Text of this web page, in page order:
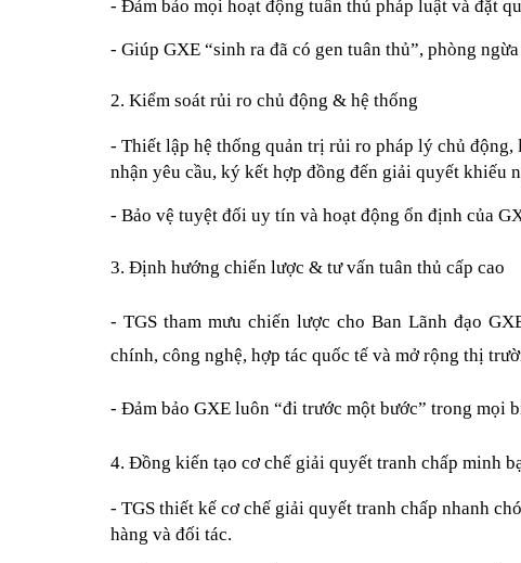
- Đảm bảo mọi hoạt động tuân thủ pháp luật và đặt
- Giúp GXE “sinh ra đã có gen tuân thủ”, phòng
2. Kiểm soát rủi ro chủ động & hệ thống
- Thiết lập hệ thống quản trị rủi ro pháp lý chủ
nhận yêu cầu, ký kết hợp đồng đến giải quyết khiếu
- Bảo vệ tuyệt đối uy tín và hoạt động ổn định của
3. Định hướng chiến lược & tư vấn tuân thủ cấp cao
- TGS tham mưu chiến lược cho Ban Lãnh đạo
chính, công nghệ, hợp tác quốc tế và mở rộng thị
- Đảm bảo GXE luôn “đi trước một bước” trong mọi
4. Đồng kiến tạo cơ chế giải quyết tranh chấp minh
- TGS thiết kế cơ chế giải quyết tranh chấp nhanh
hàng và đối tác.